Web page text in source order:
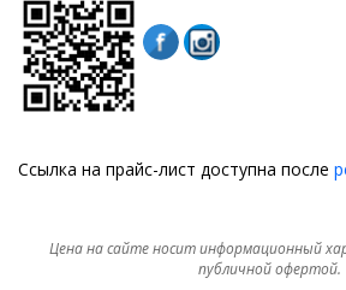
Ссылка на прайс-лист доступна после
Цена на сайте носит информационный
публичной офертой.